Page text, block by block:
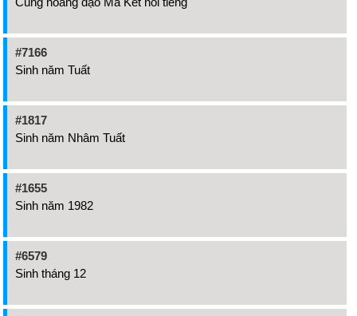
#7166
Sinh năm Tuất
#1817
Sinh năm Nhâm Tuất
#1655
Sinh năm 1982
#6579
Sinh tháng 12